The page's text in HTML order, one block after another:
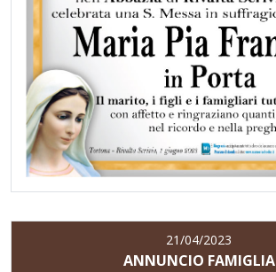
21/04/2023
ANNUNCIO FAMIGLIA